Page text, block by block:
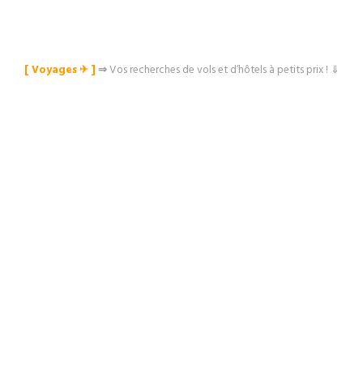
[ Voyages ✈︎ ]⇒Vos recherches de vols et d’hôtels à petits prix ! ⇓